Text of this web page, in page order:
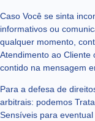
Caso Você se sinta
informativos ou
qualquer momento,
Atendimento ao Cliente
contido na mensagem
Para a defesa de
arbitrais: podemos
Sensíveis para